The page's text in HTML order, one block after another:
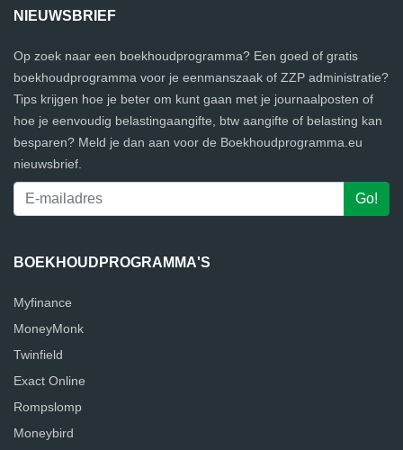
NIEUWSBRIEF
Op zoek naar een boekhoudprogramma? Een goed of gratis
boekhoudprogramma voor je eenmanszaak of ZZP administratie?
Tips krijgen hoe je beter om kunt gaan met je journaalposten of
hoe je eenvoudig belastingaangifte, btw aangifte of belasting kan
besparen? Meld je dan aan voor de Boekhoudprogramma.eu
nieuwsbrief.
BOEKHOUDPROGRAMMA'S
Myfinance
MoneyMonk
Twinfield
Exact Online
Rompslomp
Moneybird